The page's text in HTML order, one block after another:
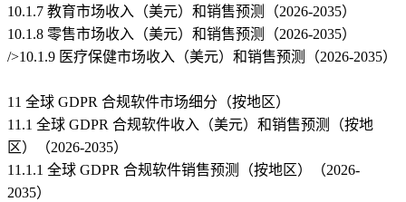
10.1.7 教育市场收入（美元）和销售预测（2026-2035）
10.1.8 零售市场收入（美元）和销售预测（2026-2035）
/>10.1.9 医疗保健市场收入（美元）和销售预测（2026-2035）
11 全球 GDPR 合规软件市场细分（按地区）
11.1 全球 GDPR 合规软件收入（美元）和销售预测（按地
区）（2026-2035）
11.1.1 全球 GDPR 合规软件销售预测（按地区）（2026-
2035）